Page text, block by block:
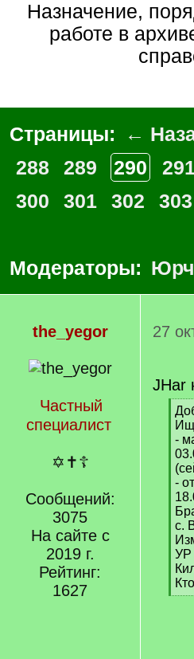
Назначение, порядок работы, общие вопросы по
работе в
Страницы: ←
288
289 290
300
301 302 303
Модераторы: Юрч
the_yegor
Частный
специалист
✡✝☦
Сообщений:
3075
На сайте с
2019 г.
Рейтинг:
1627
27
JHar
[
q
]-
-
с.
УР
[